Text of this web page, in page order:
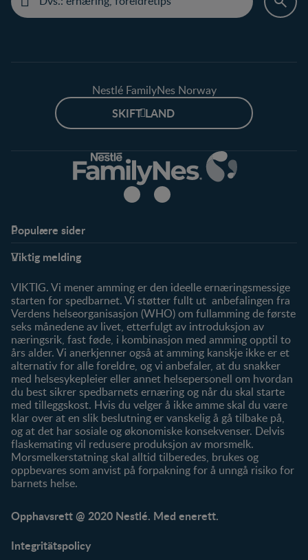
Nestlé FamilyNes Norway
SKIFT LAND
Populære sider
FAQ
Våre merker
Viktig melding
VIKTIG. Vi mener amming er den ideelle ernæringsmessige
starten for spedbarnet. Vi støtter fullt ut anbefalingen fra
Verdens helseorganisasjon (WHO) om fullamming de første
seks månedene av livet, etterfulgt av introduksjon av
næringsrik, fast føde, i kombinasjon med amming opptil to
års alder. Vi anerkjenner også at amming kanskje ikke er et
alternativ for alle foreldre, og vi anbefaler, at du snakker
med helsesykepleier eller annet helsepersonell om hvordan
du best sikrer spedbarnets ernæring og når du skal starte
med tilleggskost. Hvis du velger å ikke amme skal du være
klar over at en slik beslutning er vanskelig å gå tilbake på,
og at det har sosiale og økonomiske konsekvenser. Delvis
flaskemating vil redusere produksjon av morsmelk.
Morsmelkerstatning skal alltid tilberedes, brukes og
oppbevares som anvist på forpakning for å unngå risiko for
barnets helse.
Opphavsrett @ 2020 Nestlé. Med enerett.
Integritätspolicy